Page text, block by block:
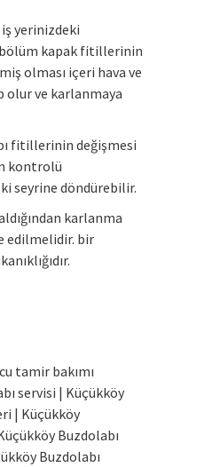
yerinizdeki
bölüm kapak fitillerinin
olması içeri hava ve
olur ve karlanmaya
fitillerinin değişmesi
kontrolü
seyrine döndürebilir.
karlanma
edilmelidir. bir
tamir bakımı
servisi | Küçükköy
| Küçükköy
Buzdolabı
Buzdolabı